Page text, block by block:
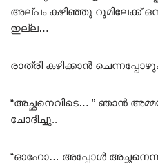
അല്പം കഴിഞ്ഞു റൂമിലേക്ക്
ഇല്ല…
രാത്രി കഴിക്കാൻ
“അച്ഛനെവിടെ… ” ഞാൻ
ചോദിച്ചു..
“ഓഹോ… അപ്പോൾ അച്ഛനെന്നു